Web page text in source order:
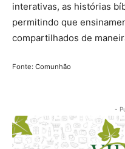
interativas, as histórias
permitindo que
compartilhados de
Fonte: Comunhão
-